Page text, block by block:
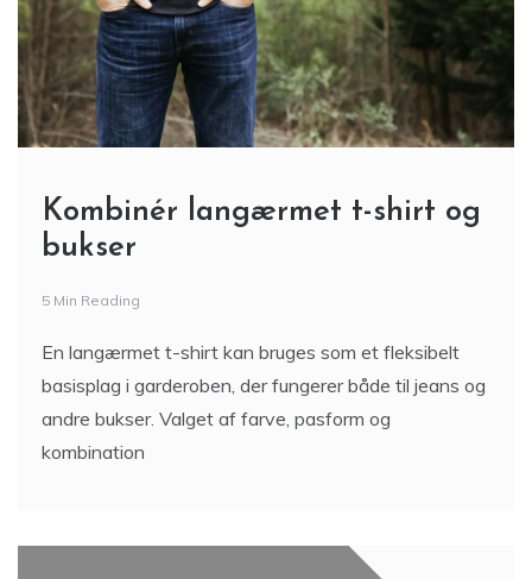
Kombinér langærmet t-shirt og
bukser
5 Min Reading
En langærmet t-shirt kan bruges som et fleksibelt
basisplag i garderoben, der fungerer både til jeans og
andre bukser. Valget af farve, pasform og
kombination